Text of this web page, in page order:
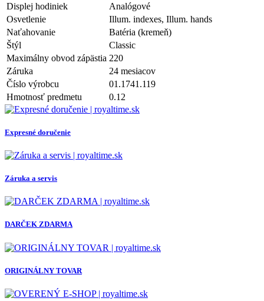
Displej hodiniek
Analógové
Osvetlenie
Illum. indexes, Illum. hands
Naťahovanie
Batéria (kremeň)
Štýl
Classic
Maximálny obvod zápästia 220
Záruka
24 mesiacov
Číslo výrobcu
01.1741.119
Hmotnosť predmetu
0.12
Expresné doručenie
Záruka a servis
DARČEK ZDARMA
ORIGINÁLNY TOVAR